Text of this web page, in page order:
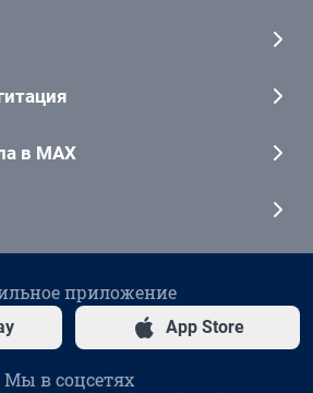
в MAX
приложение
App Store
Мы в соцсетях